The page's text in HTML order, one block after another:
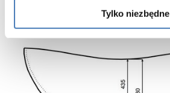
Tylko niezbędne